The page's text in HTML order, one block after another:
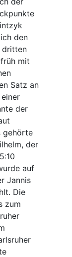
den
dritten
mit
Satz an
der
gehörte
der
auf
Jannis
Die
zum